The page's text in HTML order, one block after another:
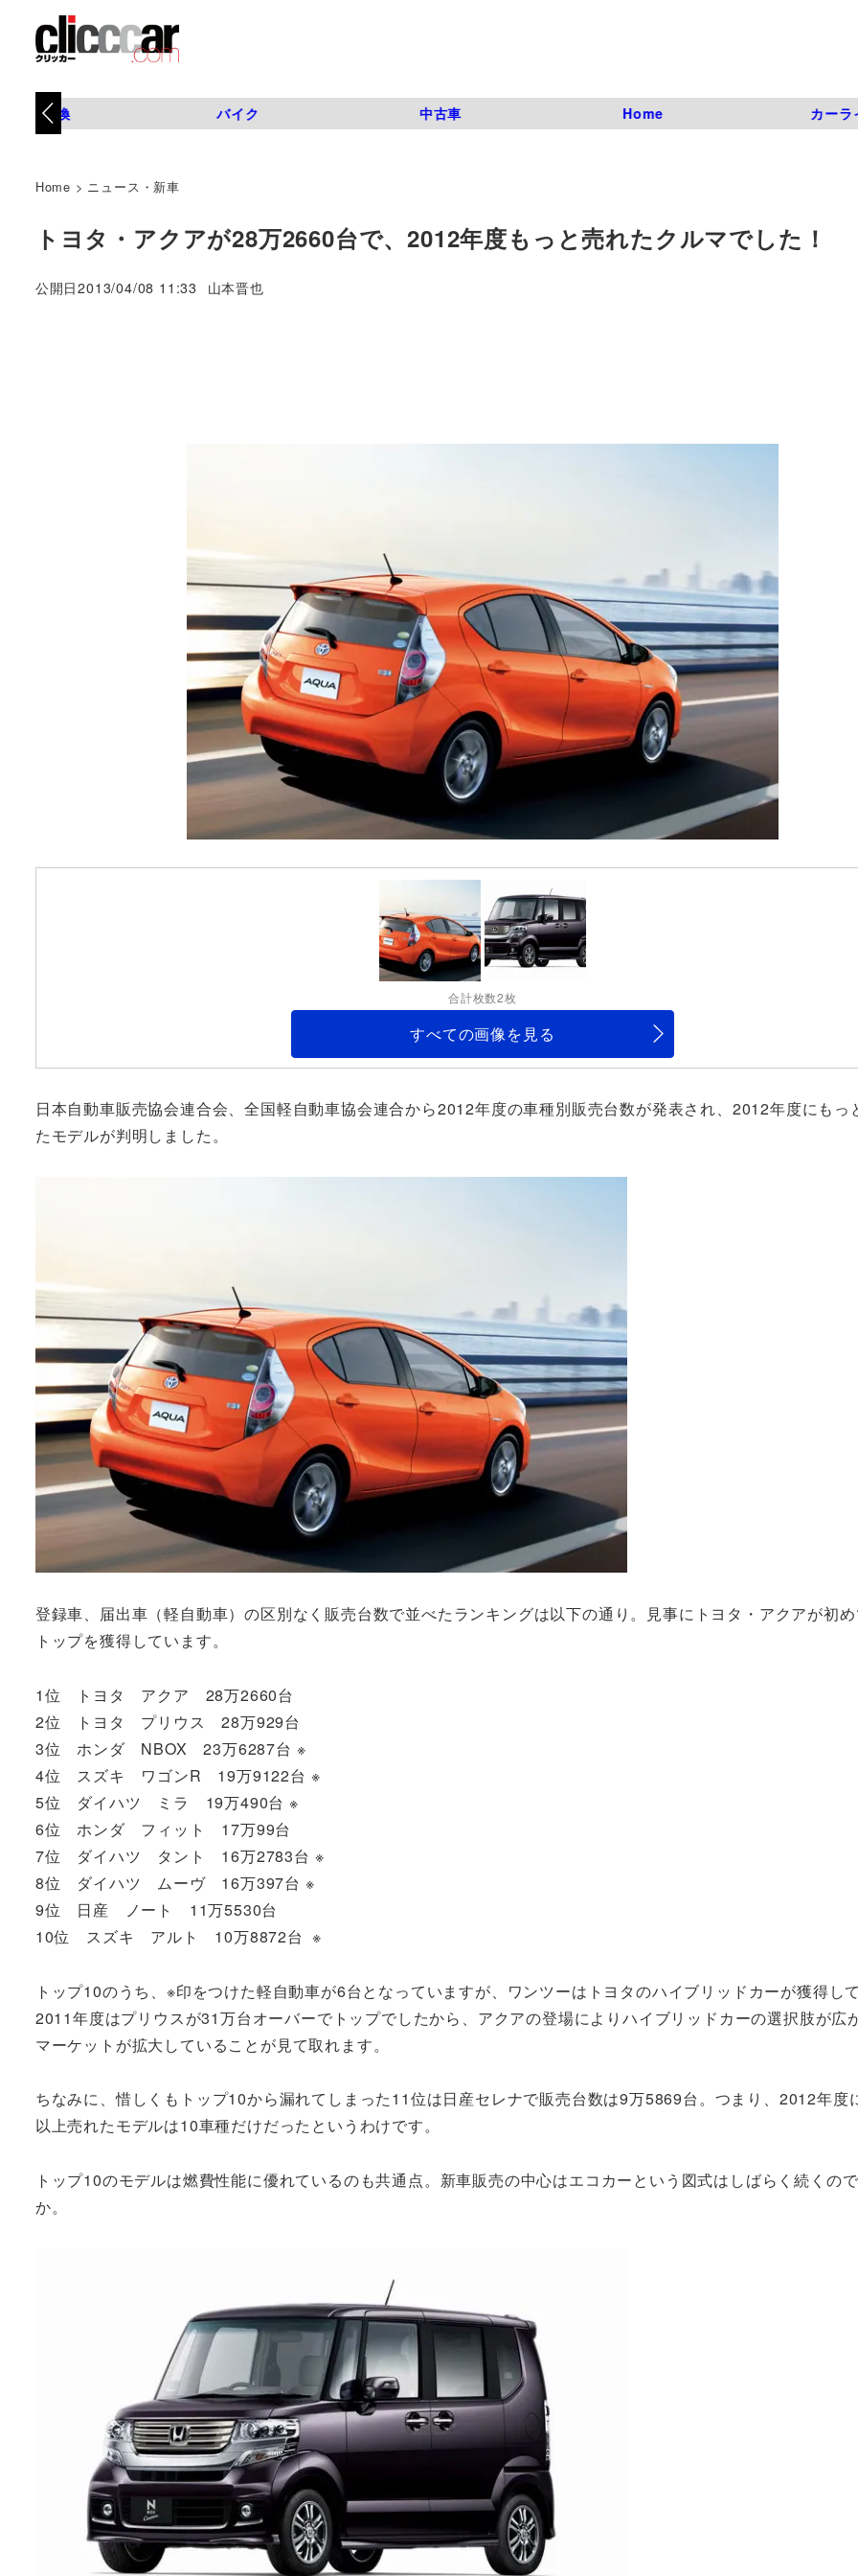
タイヤ交換 バイク 中古車 Home カーラ
Home > ニュース・新車
トヨタ・アクアが28万2660台で、2012年度もっと売れたクルマでした！
公開日2013/04/08 11:33
著
山本晋也
合計枚数2枚
すべての画像を見る
日本自動車販売協会連合会、全国軽自動車協会連合から2012年度の車種別販売台数が発表され、2012年度にもっ
たモデルが判明しました。
登録車、届出車（軽自動車）の区別なく販売台数で並べたランキングは以下の通り。見事にトヨタ・アクアが初
トップを獲得しています。
1位 トヨタ アクア 28万2660台
2位 トヨタ プリウス 28万929台
3位 ホンダ NBOX 23万6287台 ※
4位 スズキ ワゴンR 19万9122台 ※
5位 ダイハツ ミラ 19万490台 ※
6位 ホンダ フィット 17万99台
7位 ダイハツ タント 16万2783台 ※
8位 ダイハツ ムーヴ 16万397台 ※
9位 日産 ノート 11万5530台
10位 スズキ アルト 10万8872台 ※
トップ10のうち、※印をつけた軽自動車が6台となっていますが、ワンツーはトヨタのハイブリッドカーが獲得し
2011年度はプリウスが31万台オーバーでトップでしたから、アクアの登場によりハイブリッドカーの選択肢が広
マーケットが拡大していることが見て取れます。
ちなみに、惜しくもトップ10から漏れてしまった11位は日産セレナで販売台数は9万5869台。つまり、2012年度
以上売れたモデルは10車種だけだったというわけです。
トップ10のモデルは燃費性能に優れているのも共通点。新車販売の中心はエコカーという図式はしばらく続くの
か。